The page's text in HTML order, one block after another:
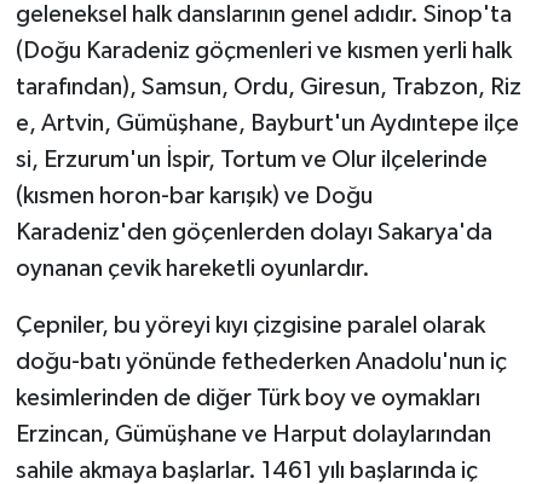
geleneksel halk danslarının genel adıdır. Sinop'ta
(Doğu Karadeniz göçmenleri ve kısmen yerli halk
tarafından), Samsun, Ordu, Giresun, Trabzon, Riz
e, Artvin, Gümüşhane, Bayburt'un Aydıntepe ilçe
si, Erzurum'un İspir, Tortum ve Olur ilçelerinde
(kısmen horon-bar karışık) ve Doğu
Karadeniz'den göçenlerden dolayı Sakarya'da
oynanan çevik hareketli oyunlardır.
Çepniler, bu yöreyi kıyı çizgisine paralel olarak
doğu-batı yönünde fethederken Anadolu'nun iç
kesimlerinden de diğer Türk boy ve oymakları
Erzincan, Gümüşhane ve Harput dolaylarından
sahile akmaya başlarlar. 1461 yılı başlarında iç